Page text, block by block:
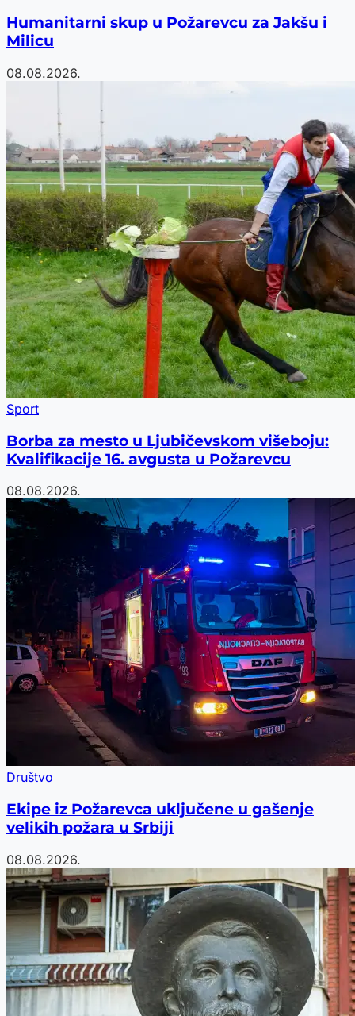
Humanitarni skup u Požarevcu za Jakšu i
Milicu
08.08.2026.
Sport
Borba za mesto u Ljubičevskom višeboju:
Kvalifikacije 16. avgusta u Požarevcu
08.08.2026.
Društvo
Ekipe iz Požarevca uključene u gašenje
velikih požara u Srbiji
08.08.2026.